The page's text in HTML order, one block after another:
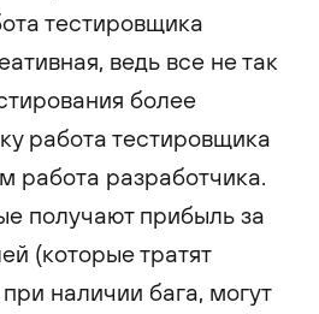
тестировщика
ведь все не так
более
работа тестировщика
работа разработчика.
получают прибыль за
(которые тратят
наличии бага, могут